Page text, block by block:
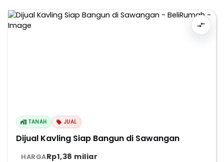
TANAH JUAL
Dijual Kavling Siap Bangun di Sawangan
HARGARp1,38 miliar